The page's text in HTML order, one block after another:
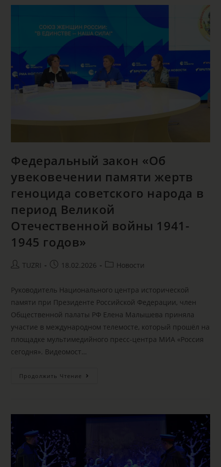
Федеральный закон «Об
увековечении памяти жертв
геноцида советского народа в
период Великой
Отечественной войны 1941-
1945 годов»
TUZRI 18.02.2026 Новости
Руководитель Национального центра исторической
памяти при Президенте Российской Федерации, член
Общественной палаты РФ Елена Малышева приняла
участие в международном телемосте, который прошёл на
площадке мультимедийного пресс-центра МИА «Россия
сегодня». Видеомост…
Продолжить Чтение